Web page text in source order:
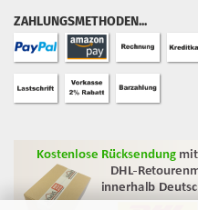
ZAHLUNGSMETHODEN...